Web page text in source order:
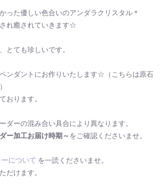
った優しい色合いのアンダラクリスタル＊
れ癒されていきます☆
とても珍しいです。
ンダントにお作りいたします☆（こちらは原石
おります。
ダーの混み合い具合により異なります。
ー加工お届け時期～ をご確認くださいませ。
について を一読くださいませ。
だけます。